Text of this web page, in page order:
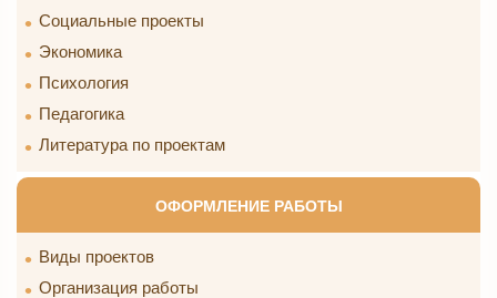
Социальные проекты
Экономика
Психология
Педагогика
Литература по проектам
ОФОРМЛЕНИЕ РАБОТЫ
Виды проектов
Организация работы